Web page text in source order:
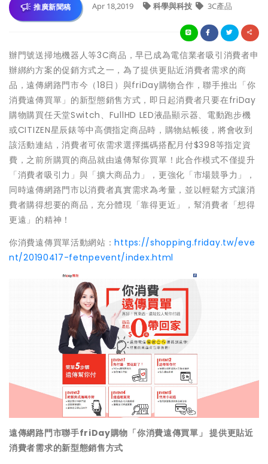
推廣新聞稿 Apr 18,2019 科學與科技 3C產品
辦門號送掃地機器人等3C商品，早已成為電信業者吸引消費者申
辦綁約方案的促銷方式之一，為了提供更貼近消費者需求的商
品，遠傳網路門市今（18日）與friDay購物合作，聯手推出「你
消費遠傳買單」的新型態銷售方式，即日起消費者只要在friDay
購物購買任天堂Switch、FullHD LED液晶顯示器、電動跑步機
或CITIZEN星辰錶等中高價指定商品時，購物結帳後，將會收到
該活動連結，消費者可依需求選擇攜碼搭配月付$398等指定資
費，之前所購買的商品就由遠傳幫你買單！此合作模式不僅提升
「消費者吸引力」與「擴大商品力」，更強化「市場競爭力」，
同時遠傳網路門市以消費者真實需求為考量，並以輕鬆方式讓消
費者購得想要的商品，充分體現「靠得更近」，幫消費者「想得
更遠」的精神！
你消費遠傳買單活動網站：https://shopping.friday.tw/eve
nt/20190417-fetnpevent/index.html
遠傳網路門市聯手friDay購物「你消費遠傳買單」 提供更貼近
消費者需求的新型態銷售方式